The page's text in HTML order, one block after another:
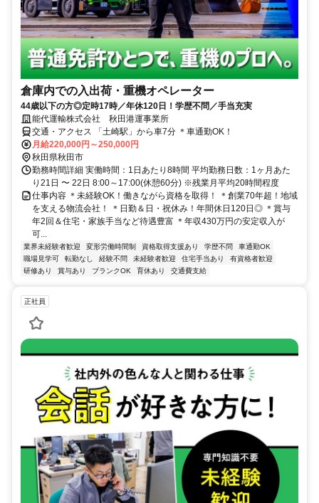
倉庫内での入出荷・重機オペレーター
44歳以下の方◎定時17時／年休120日！学歴不問／手当充実
能代運輸株式会社 秋田港運事業所
交通・アクセス 「土崎駅」から車7分 ＊車通勤OK！
月給220,000円～250,000円
秋田県秋田市
勤務時間詳細 実働時間：1日あたり8時間 平均勤務日数：1ヶ月あた
り21日 〜 22日 8:00～17:00(休憩60分) ※残業月平均20時間程度
仕事内容 ＊未経験OK！働きながら資格を取得！ ＊創業70年超！地域
を支える物流会社！ ＊日勤＆日・祝休み！年間休日120日◎ ＊賞与
年2回＆住宅・家族手当など待遇豊富 ＊年収430万円の安定収入が
可...
業界未経験者歓迎 変形労働時間制 資格取得支援あり 学歴不問
車通勤OK
職場見学可
転勤なし 経験不問 未経験者歓迎 住宅手当あり
有資格者歓迎
研修あり
賞与あり ブランクOK 育休あり 交通費支給
正社員